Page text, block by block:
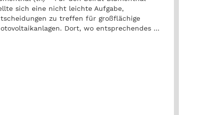
sich eine nicht leichte Aufgabe,
zu treffen für großflächige
Dort, wo entsprechendes ...